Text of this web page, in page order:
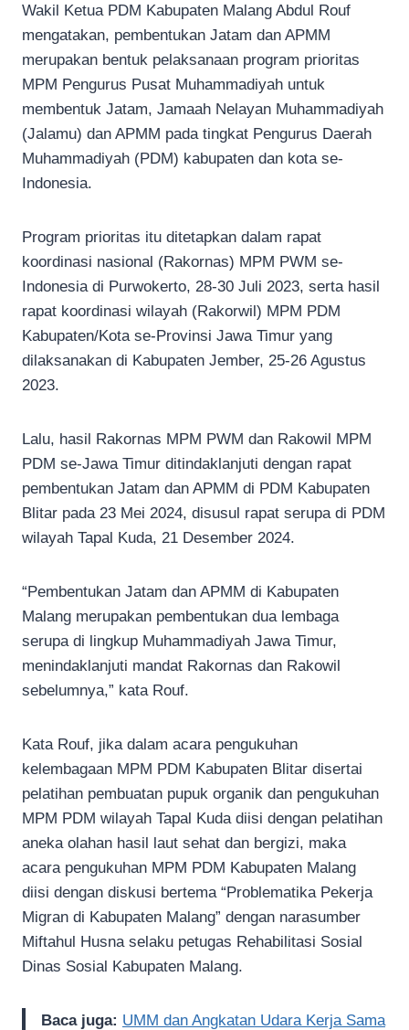
Wakil Ketua PDM Kabupaten Malang Abdul Rouf
mengatakan, pembentukan Jatam dan APMM
merupakan bentuk pelaksanaan program prioritas
MPM Pengurus Pusat Muhammadiyah untuk
membentuk Jatam, Jamaah Nelayan Muhammadiyah
(Jalamu) dan APMM pada tingkat Pengurus Daerah
Muhammadiyah (PDM) kabupaten dan kota se-
Indonesia.
Program prioritas itu ditetapkan dalam rapat
koordinasi nasional (Rakornas) MPM PWM se-
Indonesia di Purwokerto, 28-30 Juli 2023, serta hasil
rapat koordinasi wilayah (Rakorwil) MPM PDM
Kabupaten/Kota se-Provinsi Jawa Timur yang
dilaksanakan di Kabupaten Jember, 25-26 Agustus
2023.
Lalu, hasil Rakornas MPM PWM dan Rakowil MPM
PDM se-Jawa Timur ditindaklanjuti dengan rapat
pembentukan Jatam dan APMM di PDM Kabupaten
Blitar pada 23 Mei 2024, disusul rapat serupa di PDM
wilayah Tapal Kuda, 21 Desember 2024.
“Pembentukan Jatam dan APMM di Kabupaten
Malang merupakan pembentukan dua lembaga
serupa di lingkup Muhammadiyah Jawa Timur,
menindaklanjuti mandat Rakornas dan Rakowil
sebelumnya,” kata Rouf.
Kata Rouf, jika dalam acara pengukuhan
kelembagaan MPM PDM Kabupaten Blitar disertai
pelatihan pembuatan pupuk organik dan pengukuhan
MPM PDM wilayah Tapal Kuda diisi dengan pelatihan
aneka olahan hasil laut sehat dan bergizi, maka
acara pengukuhan MPM PDM Kabupaten Malang
diisi dengan diskusi bertema “Problematika Pekerja
Migran di Kabupaten Malang” dengan narasumber
Miftahul Husna selaku petugas Rehabilitasi Sosial
Dinas Sosial Kabupaten Malang.
Baca juga: UMM dan Angkatan Udara Kerja Sama